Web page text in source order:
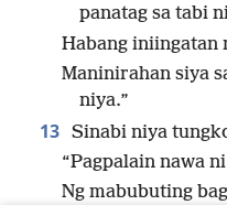
panatag sa tabi
Habang iniingatan
Maninirahan siya
niya.”
13 Sinabi niya
“Pagpalain nawa
Ng mabubuting